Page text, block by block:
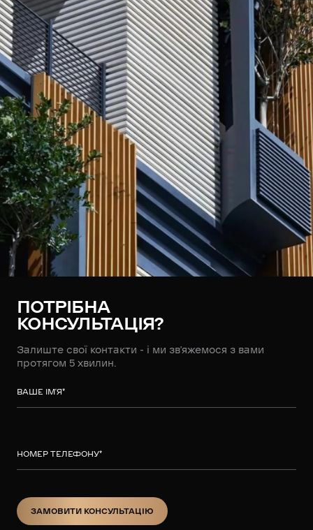
ПОТРІБНА
КОНСУЛЬТАЦІЯ?
Залиште свої контакти - і ми зв’яжемося з вами
протягом 5 хвилин.
ВАШЕ ІМ’Я*
НОМЕР ТЕЛЕФОНУ*
ЗАМОВИТИ КОНСУЛЬТАЦІЮ